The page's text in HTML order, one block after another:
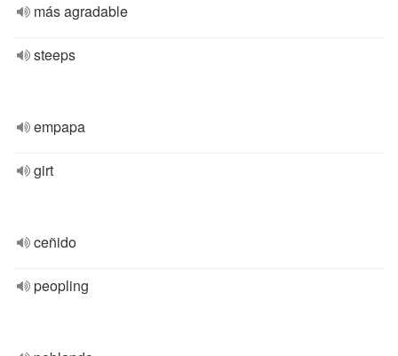
más agradable
steeps
empapa
girt
ceñido
peopling